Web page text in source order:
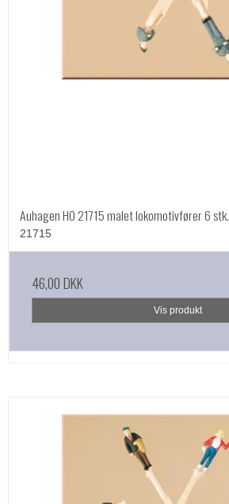
Auhagen HO 21715 malet lokomotivfører 6 stk.
21715
46,00 DKK
Vis produkt